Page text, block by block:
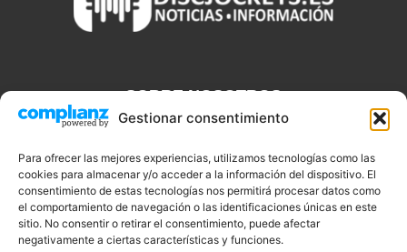
Gestionar consentimiento
Para ofrecer las mejores experiencias, utilizamos tecnologías como las
cookies para almacenar y/o acceder a la información del dispositivo. El
consentimiento de estas tecnologías nos permitirá procesar datos como
el comportamiento de navegación o las identificaciones únicas en este
sitio. No consentir o retirar el consentimiento, puede afectar
negativamente a ciertas características y funciones.
SOBRE NOSOTROS
que necesitas saber sobre noticias, novedades, tecnologías y
aplicaciones que te ayudaran a ser un mejor Djs.
SÍGUENOS